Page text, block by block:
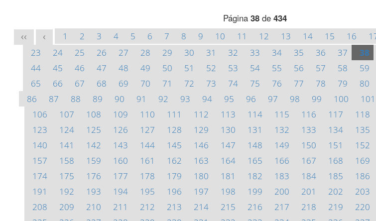
Página 38 de 434
<< < 1 2 3 4 5 6 7 8 9 10 11 12 13 14 15 16
23
24 25 26 27 28 29 30 31 32 33 34 35 36 37 38
44
45 46 47 48 49 50 51 52 53 54 55 56 57 58 59
65
66 67 68 69 70 71 72 73 74 75 76 77 78 79 80
86
87 88 89 90 91 92 93 94 95 96 97 98 99 100 101
106
107 108 109 110 111 112 113 114 115 116 117 118
123
124 125 126 127 128 129 130 131 132 133 134 135
140
141 142 143 144 145 146 147 148 149 150 151 152
157
158 159 160 161 162 163 164 165 166 167 168 169
174
175 176 177 178 179 180 181 182 183 184 185 186
191
192 193 194 195 196 197 198 199 200 201 202 203
208
209 210 211 212 213 214 215 216 217 218 219 220